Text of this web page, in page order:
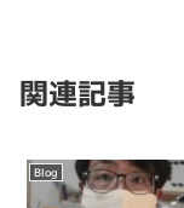
関連記事
Blog